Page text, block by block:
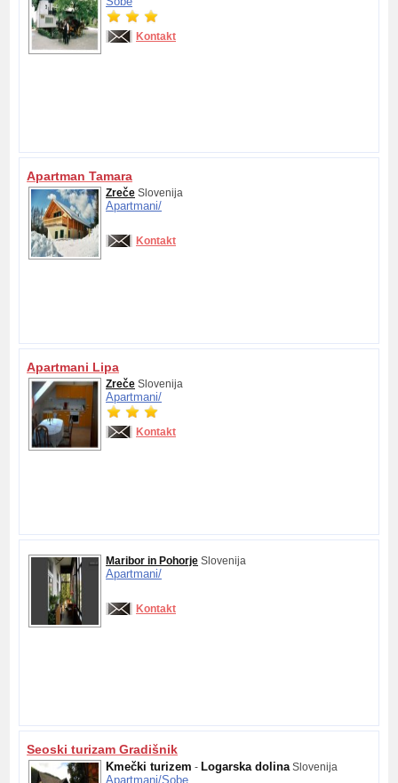
Kontakt
Apartman Tamara
Zreče Slovenija
Apartmani/
Kontakt
Apartmani Lipa
Zreče Slovenija
Apartmani/
Kontakt
Maribor in Pohorje Slovenija
Apartmani/
Kontakt
Seoski turizam Gradišnik
Kmečki turizem - Logarska dolina Slovenija
Apartmani/Sobe